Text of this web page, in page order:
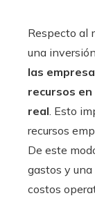
Respecto al
una
las
recursos en
real . Esto
recursos
De este
gastos y
costos